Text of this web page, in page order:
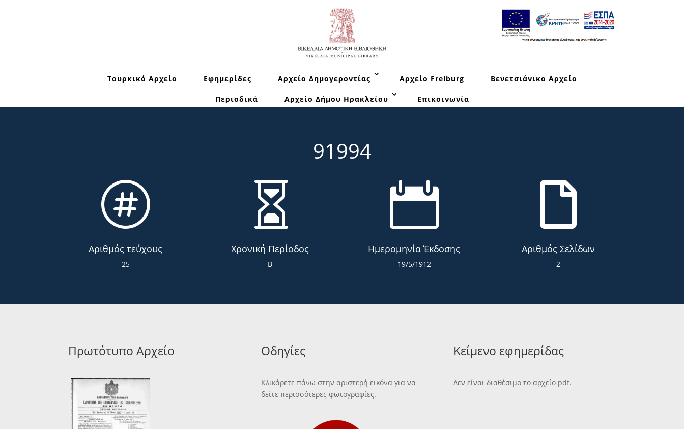
Τουρκικό Αρχείο Εφημερίδες Αρχείο Δημογεροντίας Αρχείο Freiburg Βενετσιάνικο Αρχείο
Περιοδικά Αρχείο Δήμου Ηρακλείου Επικοινωνία
91994

Αριθμός τεύχους
25

Χρονική Περίοδος
Β

Ημερομηνία Έκδοσης
19/5/1912

Αριθμός Σελίδων
2
Πρωτότυπο Αρχείο Οδηγίες
Κλικάρετε πάνω στην αριστερή εικόνα για να
δείτε περισσότερες φωτογραφίες.
Κείμενο εφημερίδας
Δεν είναι διαθέσιμο το αρχείο pdf.